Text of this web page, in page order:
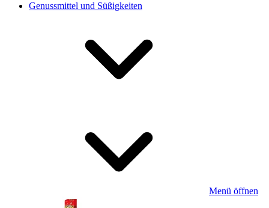
Genussmittel und Süßigkeiten
Menü öffnen